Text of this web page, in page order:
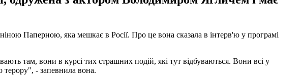
Паперною, яка мешкає в Росії. Про це вона сказала в інтерв'ю у програмі
там, вони в курсі тих страшних подій, які тут відбуваються. Вони всі у
терору", - запевнила вона.